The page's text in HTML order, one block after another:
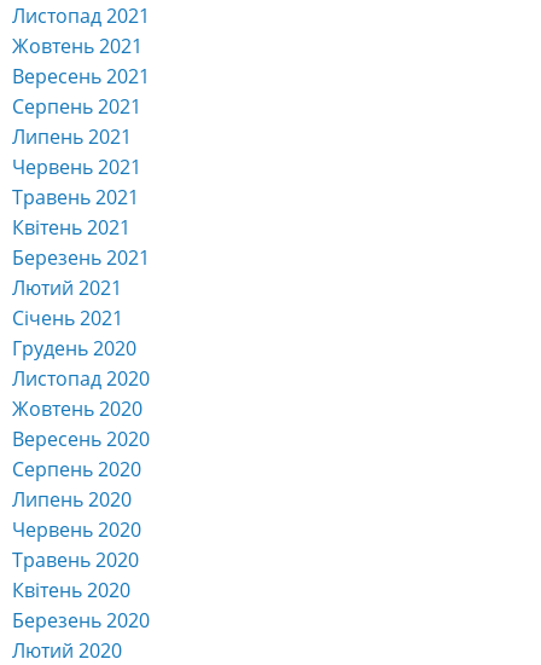
Листопад 2021
Жовтень 2021
Вересень 2021
Серпень 2021
Липень 2021
Червень 2021
Травень 2021
Квітень 2021
Березень 2021
Лютий 2021
Січень 2021
Грудень 2020
Листопад 2020
Жовтень 2020
Вересень 2020
Серпень 2020
Липень 2020
Червень 2020
Травень 2020
Квітень 2020
Березень 2020
Лютий 2020